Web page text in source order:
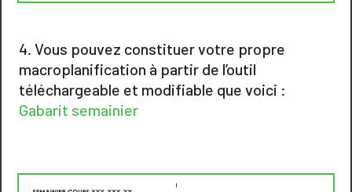
Vous pouvez constituer votre propre
macroplanification à partir de l’outil
téléchargeable et modifiable que voici :
Gabarit semainier